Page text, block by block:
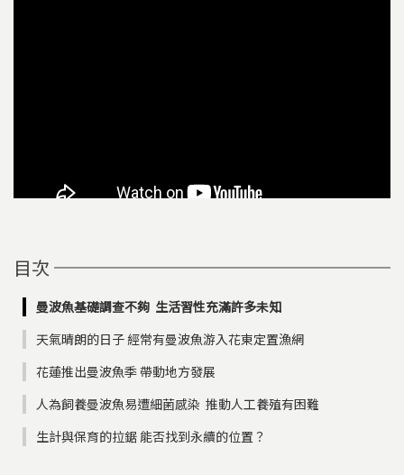
目次
曼波魚基礎調查不夠 生活習性充滿許多未知
天氣晴朗的日子 經常有曼波魚游入花東定置漁網
花蓮推出曼波魚季 帶動地方發展
人為飼養曼波魚易遭細菌感染 推動人工養殖有困難
生計與保育的拉鋸 能否找到永續的位置？